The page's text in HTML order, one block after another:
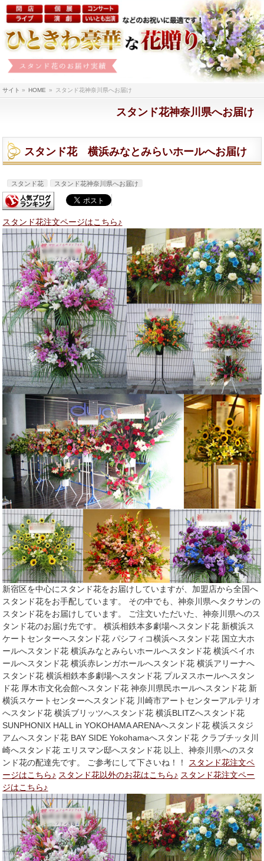
サイト » HOME » スタンド花神奈川県へお届け
スタンド花神奈川県へお届け
スタンド花 横浜みなとみらいホールへお届け
スタンド花 スタンド花神奈川県へお届け
スタンド花注文ページはこちら♪
新宿区を中心にスタンド花をお届けしていますが、加盟店から全国へ
スタンド花をお手配しています。 その中でも、神奈川県へタクサンの
スタンド花をお届けしています。 ご注文いただいた、神奈川県へのス
タンド花のお届け先です。 横浜相鉄本多劇場へスタンド花 新横浜ス
ケートセンターへスタンド花 パシフィコ横浜へスタンド花 国立大ホ
ールへスタンド花 横浜みなとみらいホールへスタンド花 横浜ベイホ
ールへスタンド花 横浜赤レンガホールへスタンド花 横浜アリーナへ
スタンド花 横浜相鉄本多劇場へスタンド花 プルヌスホールへスタン
ド花 厚木市文化会館へスタンド花 神奈川県民ホールへスタンド花 新
横浜スケートセンターへスタンド花 川崎市アートセンターアルテリオ
へスタンド花 横浜ブリッツへスタンド花 横浜BLITZへスタンド花
SUNPHONIX HALL in YOKOHAMA ARENAへスタンド花 横浜スタジ
アムへスタンド花 BAY SIDE Yokohamaへスタンド花 クラブチッタ川
崎へスタンド花 エリスマン邸へスタンド花 以上、神奈川県へのスタ
ンド花の配達先です。 ご参考にして下さいね！！ スタンド花注文ペ
ージはこちら♪ スタンド花以外のお花はこちら♪ スタンド花注文ペー
ジはこちら♪